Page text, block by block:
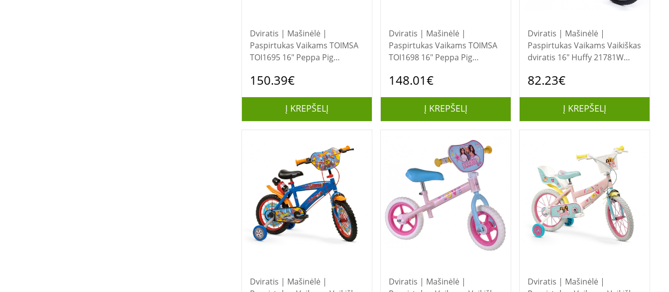
Dviratis | Mašinėlė |
Paspirtukas Vaikams TOIMSA
TOI1695 16" Peppa Pig
150.39€
Į KREPŠELĮ
Dviratis | Mašinėlė |
Paspirtukas Vaikams TOIMSA
TOI1698 16" Peppa Pig
148.01€
Į KREPŠELĮ
Dviratis | Mašinėlė |
Paspirtukas Vaikams Vaikiškas
dviratis 16" Huffy 21781W
82.23€
Į KREPŠELĮ
Dviratis | Mašinėlė |
Dviratis | Mašinėlė |
Dviratis | Mašinėlė |